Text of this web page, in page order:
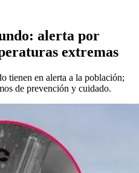
alerta por
extremas
tienen en alerta a la población;
de prevención y cuidado.